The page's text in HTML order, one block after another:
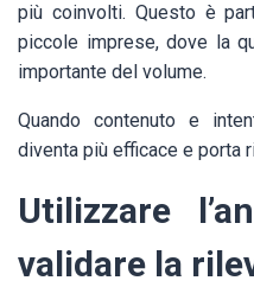
più coinvolti. Questo è
piccole imprese, dove la
importante del volume.
Quando contenuto e
diventa più efficace e porta
Utilizzare
validare la